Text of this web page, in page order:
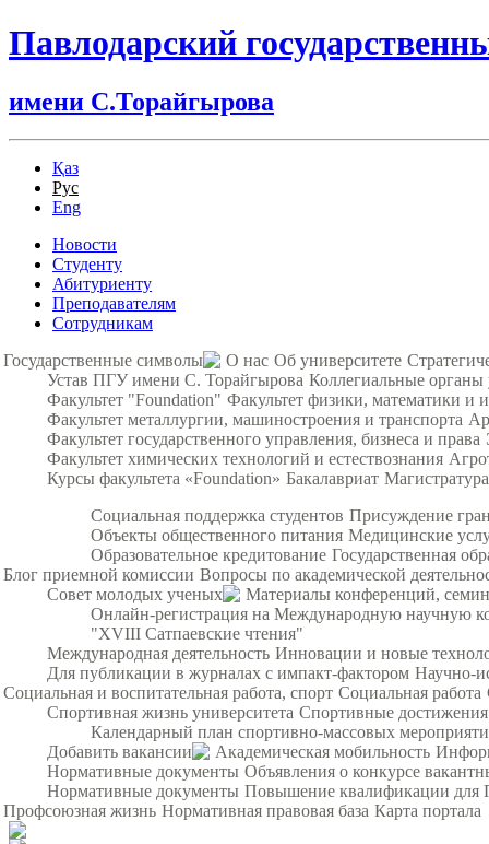
Павлодарский
имени С.Торайгырова
Қаз
Рус
Eng
Новости
Студенту
Абитуриенту
Преподавателям
Сотрудникам
Государственные символы
О нас Об университете
Устав ПГУ имени С. Торайгырова Коллегиальные органы
Факультет "Foundation" Факультет физики, математики и
Факультет металлургии, машиностроения и транспорта
Факультет государственного управления, бизнеса и права
Факультет химических технологий и естествознания
Курсы факультета «Foundation» Бакалавриат Магистратура
Социальная поддержка студентов Присуждение
Объекты общественного питания Медицинские
Образовательное кредитование Государственная
Блог приемной комиссии Вопросы по академической
Совет молодых ученых
Материалы конференций,
Онлайн-регистрация на Международную научную
"XVIII Сатпаевские чтения"
Международная деятельность Инновации и новые
Для публикации в журналах с импакт-фактором Научно-
Социальная и воспитательная работа, спорт Социальная работа
Спортивная жизнь университета Спортивные достижения
Календарный план спортивно-массовых
Добавить вакансии
Академическая мобильность
Нормативные документы Объявления о конкурсе
Нормативные документы Повышение квалификации для
Профсоюзная жизнь Нормативная правовая база Карта портала